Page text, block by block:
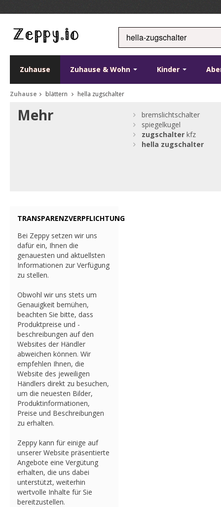
Zuhause Zuhause & Wohn Kinder
Zuhause blättern hella zugschalter
Mehr
bremslichtschalter
spiegelkugel
zugschalter kfz
hella zugschalter
TRANSPARENZVERPFLICHTUNG
Bei Zeppy setzen wir uns
dafür ein, Ihnen die
genauesten und aktuellsten
Informationen zur Verfügung
zu stellen.
Obwohl wir uns stets um
Genauigkeit bemühen,
beachten Sie bitte, dass
Produktpreise und -
beschreibungen auf den
Websites der Händler
abweichen können. Wir
empfehlen Ihnen, die
Website des jeweiligen
Händlers direkt zu besuchen,
um die neuesten Bilder,
Produktinformationen,
Preise und Beschreibungen
zu erhalten.
Zeppy kann für einige auf
unserer Website präsentierte
Angebote eine Vergütung
erhalten, die uns dabei
unterstützt, weiterhin
wertvolle Inhalte für Sie
bereitzustellen.